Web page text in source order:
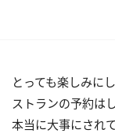
とっても楽しみに
ストランの予約は
本当に大事にされ